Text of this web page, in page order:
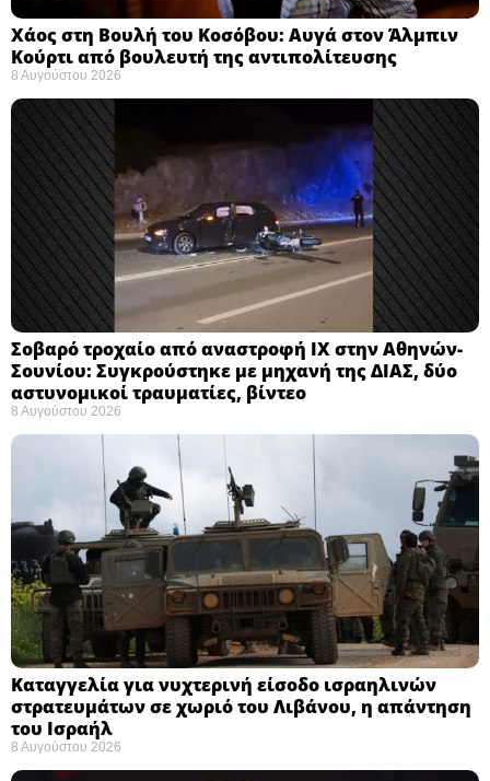
Χάος στη Βουλή του Κοσόβου: Αυγά στον Άλμπιν
Κούρτι από βουλευτή της αντιπολίτευσης
8 Αυγούστου 2026
Σοβαρό τροχαίο από αναστροφή ΙΧ στην Αθηνών-
Σουνίου: Συγκρούστηκε με μηχανή της ΔΙΑΣ, δύο
αστυνομικοί τραυματίες, βίντεο
8 Αυγούστου 2026
Καταγγελία για νυχτερινή είσοδο ισραηλινών
στρατευμάτων σε χωριό του Λιβάνου, η απάντηση
του Ισραήλ
8 Αυγούστου 2026